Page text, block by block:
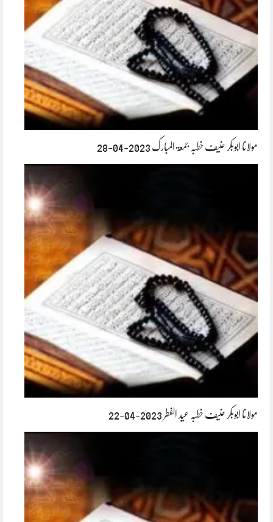
مولانا ابوبکر حنیف خطبہ جمعۃ المبارک 2023-04-28
مولانا ابوبکر حنیف خطبہ عید الفطر 2023-04-22